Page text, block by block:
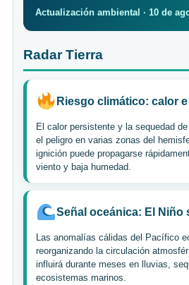
Actualización ambiental · 10 de
Radar Tierra
Riesgo climático: calor
El calor persistente y la sequedad
el peligro en varias zonas del
ignición puede propagarse
viento y baja humedad.
Señal oceánica: El Niño
Las anomalías cálidas del Pacífico
reorganizando la circulación
influirá durante meses en lluvias,
ecosistemas marinos.